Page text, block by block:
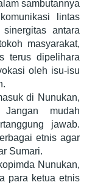
sambutannya
lintas
antara
masyarakat,
terus dipelihara
oleh isu-isu
di Nunukan,
mudah
jawab.
etnis agar
Sumari.
Nunukan,
para ketua etnis